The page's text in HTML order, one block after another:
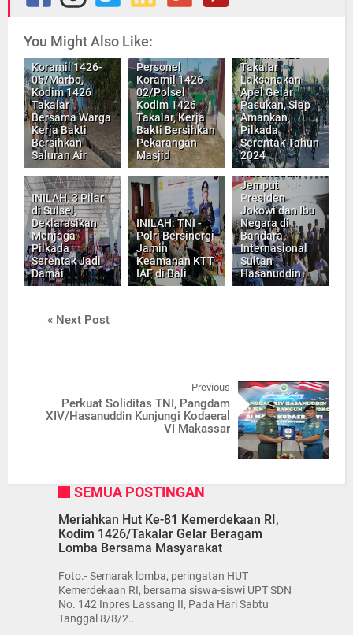
You Might Also Like:
Koramil 1426-
05/Marbo,
Kodim 1426
Takalar
Bersama Warga
Kerja Bakti
Bersihkan
Saluran Air
Personel
Koramil 1426-
02/Polsel
Kodim 1426
Takalar, Kerja
Bakti Bersihkan
Pekarangan
Masjid
Takalar
Laksanakan
Apel Gelar
Pasukan, Siap
Amankan
Pilkada
Serentak Tahun
2024
INILAH, 3 Pilar
di Sulsel,
Deklarasikan
Menjaga
Pilkada
Serentak Jadi
Damai
INILAH: TNI -
Polri Bersinergi
Jamin
Keamanan KTT
IAF di Bali
Pangdam
Jemput
Presiden
Jokowi dan Ibu
Negara di
Bandara
Internasional
Sultan
Hasanuddin
« Next Post
Previous
Perkuat Soliditas TNI, Pangdam
XIV/Hasanuddin Kunjungi Kodaeral
VI Makassar
SEMUA POSTINGAN
Meriahkan Hut Ke-81 Kemerdekaan RI,
Kodim 1426/Takalar Gelar Beragam
Lomba Bersama Masyarakat
Foto.- Semarak lomba, peringatan HUT
Kemerdekaan RI, bersama siswa-siswi UPT SDN
No. 142 Inpres Lassang II, Pada Hari Sabtu
Tanggal 8/8/2...